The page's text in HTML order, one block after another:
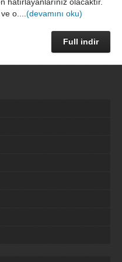
o.... (devamını oku)
Full indir